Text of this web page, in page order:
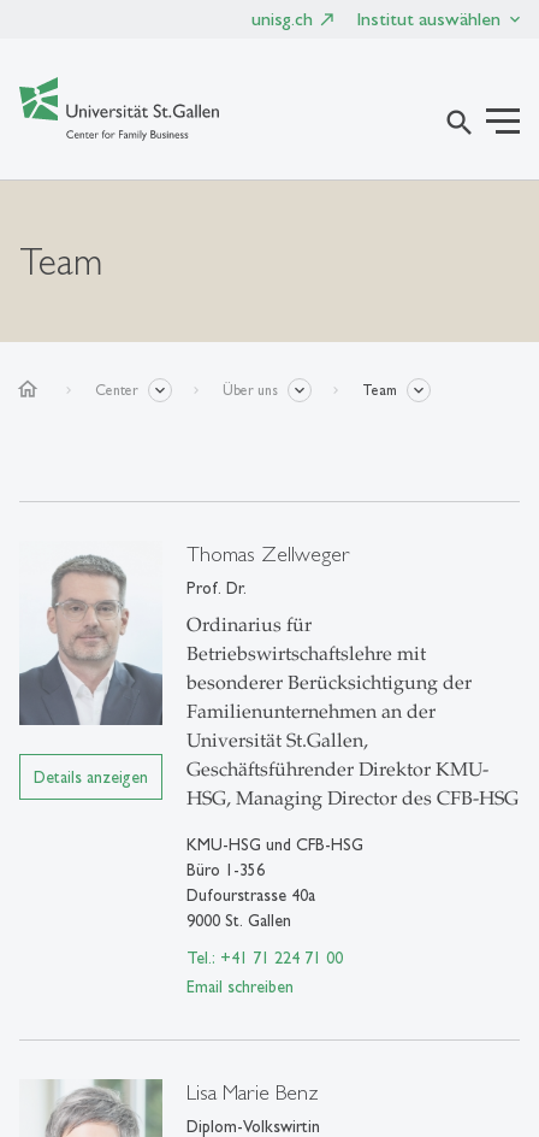
unisg.ch Institut auswählen
search
Team
home Center Über uns Team
Details anzeigen
Thomas Zellweger
Prof. Dr.
Ordinarius für
Betriebswirtschaftslehre mit
besonderer Berücksichtigung der
Familienunternehmen an der
Universität St.Gallen,
Geschäftsführender Direktor KMU-
HSG, Managing Director des CFB-HSG
KMU-HSG und CFB-HSG
Büro 1-356
Dufourstrasse 40a
9000 St. Gallen
Tel.: +41 71 224 71 00
Email schreiben
Lisa Marie Benz
Diplom-Volkswirtin